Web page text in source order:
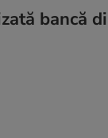
bancă